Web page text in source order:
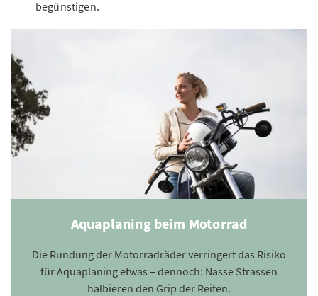
begünstigen.
Aquaplaning beim Motorrad
Die Rundung der Motorradräder verringert das Risiko
für Aquaplaning etwas – dennoch: Nasse Strassen
halbieren den Grip der Reifen.